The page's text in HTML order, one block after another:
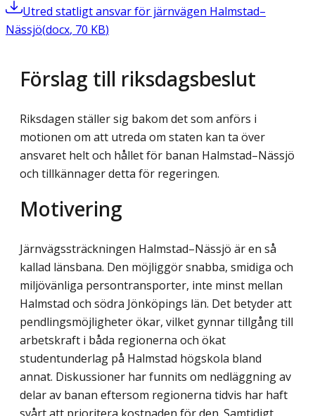
Utred statligt ansvar för järnvägen Halmstad–
Nässjö(docx, 70 KB)
Förslag till riksdagsbeslut
Riksdagen ställer sig bakom det som anförs i
motionen om att utreda om staten kan ta över
ansvaret helt och hållet för banan Halmstad–Nässjö
och tillkännager detta för regeringen.
Motivering
Järnvägssträckningen Halmstad–Nässjö är en så
kallad länsbana. Den möjliggör snabba, smidiga och
miljövänliga persontransporter, inte minst mellan
Halmstad och södra Jönköpings län. Det betyder att
pendlingsmöjligheter ökar, vilket gynnar tillgång till
arbetskraft i båda regionerna och ökat
studentunderlag på Halmstad högskola bland
annat. Diskussioner har funnits om nedläggning av
delar av banan eftersom regionerna tidvis har haft